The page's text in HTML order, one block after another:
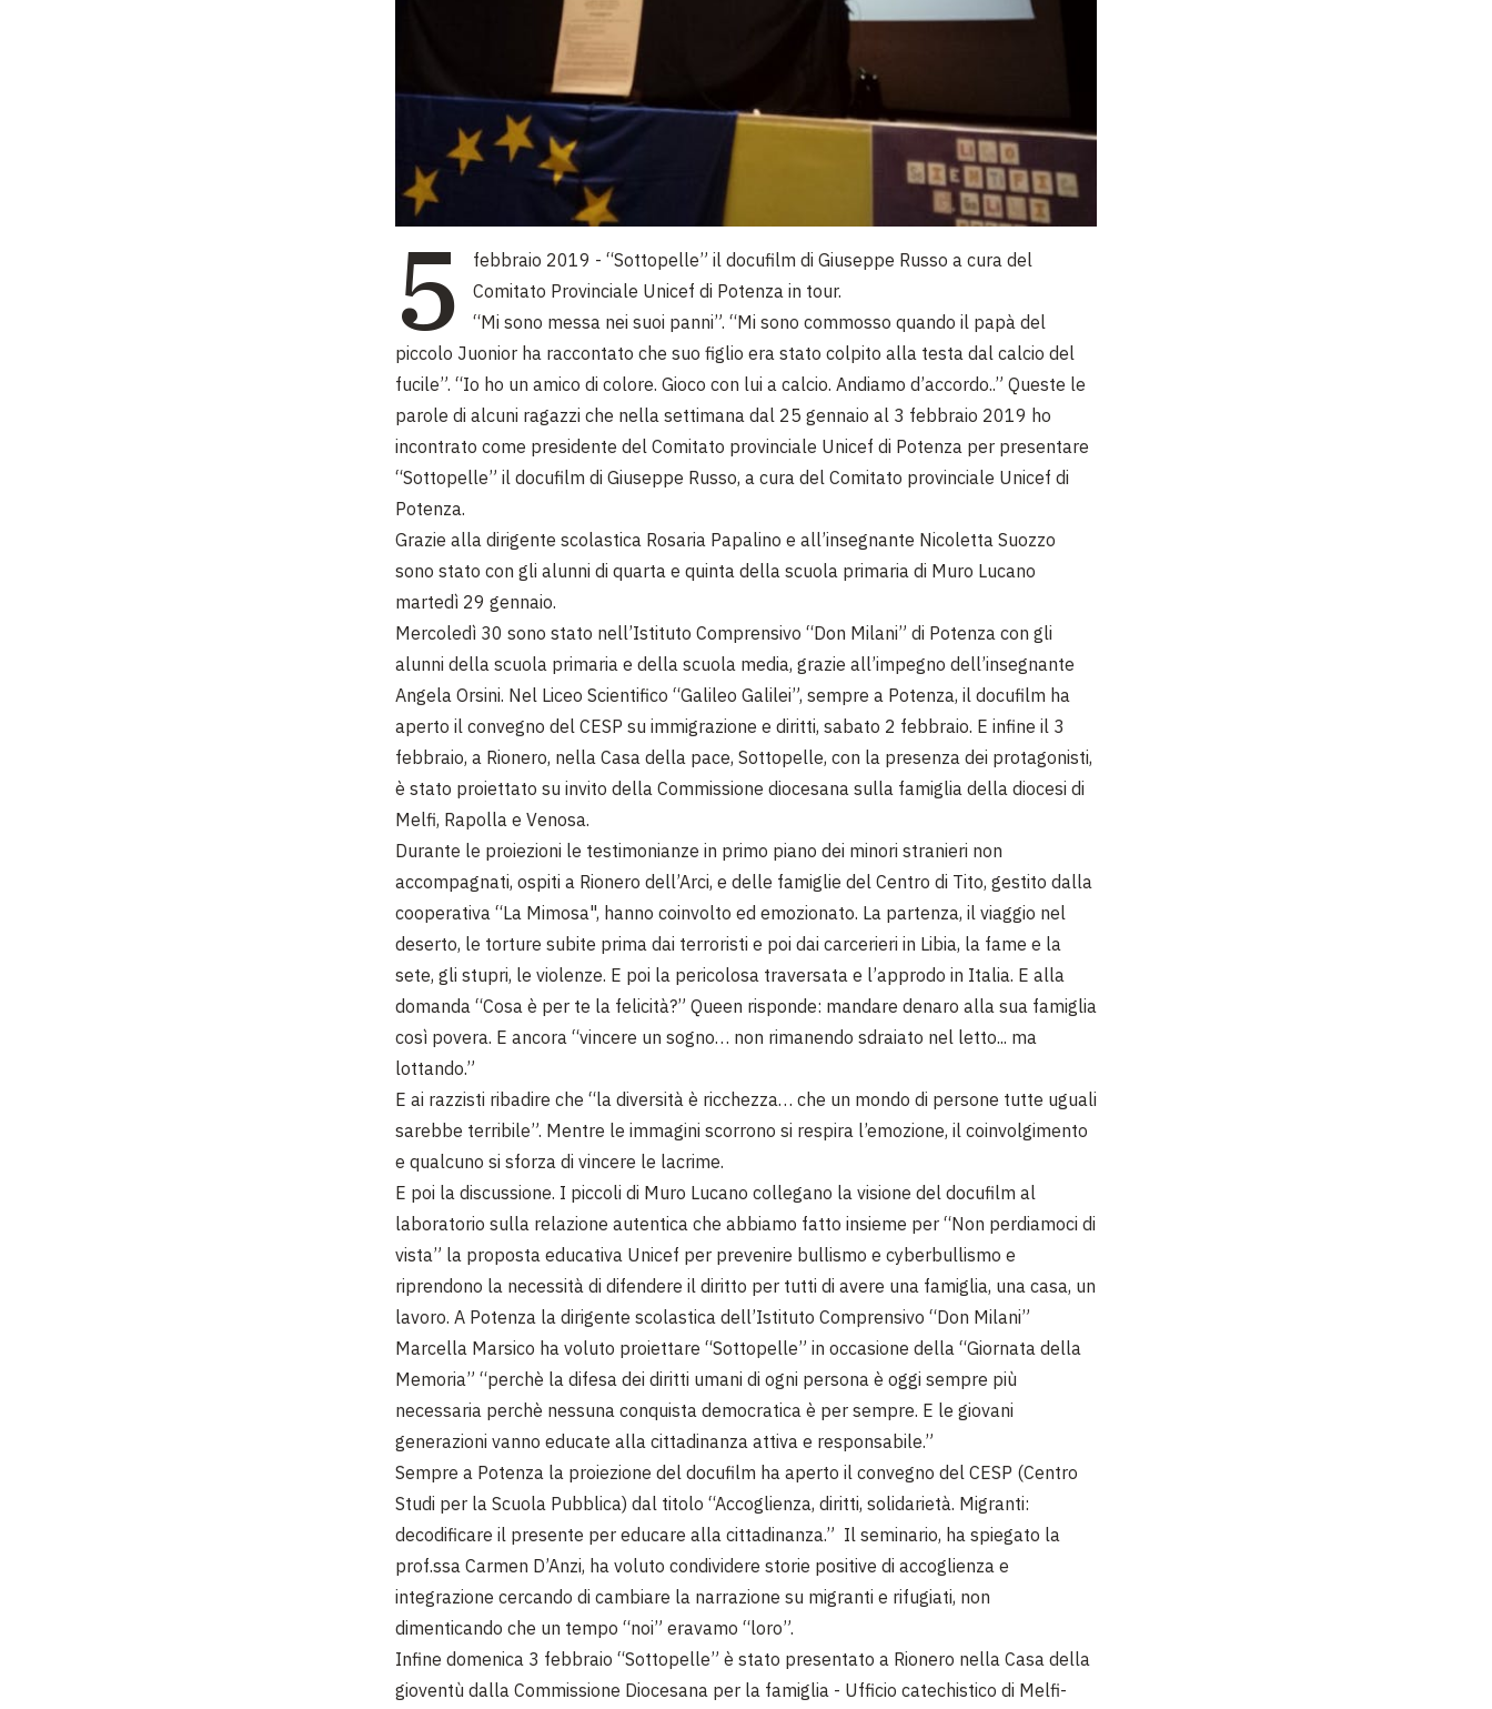
5 febbraio 2019 - “Sottopelle” il docufilm di Giuseppe Russo a cura del
Comitato Provinciale Unicef di Potenza in tour.
“Mi sono messa nei suoi panni”. “Mi sono commosso quando il papà del
piccolo Juonior ha raccontato che suo figlio era stato colpito alla testa dal calcio del
fucile”. “Io ho un amico di colore. Gioco con lui a calcio. Andiamo d’accordo..” Queste le
parole di alcuni ragazzi che nella settimana dal 25 gennaio al 3 febbraio 2019 ho
incontrato come presidente del Comitato provinciale Unicef di Potenza per presentare
“Sottopelle” il docufilm di Giuseppe Russo, a cura del Comitato provinciale Unicef di
Potenza.
Grazie alla dirigente scolastica Rosaria Papalino e all’insegnante Nicoletta Suozzo
sono stato con gli alunni di quarta e quinta della scuola primaria di Muro Lucano
martedì 29 gennaio.
Mercoledì 30 sono stato nell’Istituto Comprensivo “Don Milani” di Potenza con gli
alunni della scuola primaria e della scuola media, grazie all’impegno dell’insegnante
Angela Orsini. Nel Liceo Scientifico “Galileo Galilei”, sempre a Potenza, il docufilm ha
aperto il convegno del CESP su immigrazione e diritti, sabato 2 febbraio. E infine il 3
febbraio, a Rionero, nella Casa della pace, Sottopelle, con la presenza dei protagonisti,
è stato proiettato su invito della Commissione diocesana sulla famiglia della diocesi di
Melfi, Rapolla e Venosa.
Durante le proiezioni le testimonianze in primo piano dei minori stranieri non
accompagnati, ospiti a Rionero dell’Arci, e delle famiglie del Centro di Tito, gestito dalla
cooperativa “La Mimosa", hanno coinvolto ed emozionato. La partenza, il viaggio nel
deserto, le torture subite prima dai terroristi e poi dai carcerieri in Libia, la fame e la
sete, gli stupri, le violenze. E poi la pericolosa traversata e l’approdo in Italia. E alla
domanda “Cosa è per te la felicità?” Queen risponde: mandare denaro alla sua famiglia
così povera. E ancora “vincere un sogno… non rimanendo sdraiato nel letto... ma
lottando.”
E ai razzisti ribadire che “la diversità è ricchezza… che un mondo di persone tutte uguali
sarebbe terribile”. Mentre le immagini scorrono si respira l’emozione, il coinvolgimento
e qualcuno si sforza di vincere le lacrime.
E poi la discussione. I piccoli di Muro Lucano collegano la visione del docufilm al
laboratorio sulla relazione autentica che abbiamo fatto insieme per “Non perdiamoci di
vista” la proposta educativa Unicef per prevenire bullismo e cyberbullismo e
riprendono la necessità di difendere il diritto per tutti di avere una famiglia, una casa, un
lavoro. A Potenza la dirigente scolastica dell’Istituto Comprensivo “Don Milani”
Marcella Marsico ha voluto proiettare “Sottopelle” in occasione della “Giornata della
Memoria” “perchè la difesa dei diritti umani di ogni persona è oggi sempre più
necessaria perchè nessuna conquista democratica è per sempre. E le giovani
generazioni vanno educate alla cittadinanza attiva e responsabile.”
Sempre a Potenza la proiezione del docufilm ha aperto il convegno del CESP (Centro
Studi per la Scuola Pubblica) dal titolo “Accoglienza, diritti, solidarietà. Migranti:
decodificare il presente per educare alla cittadinanza.” Il seminario, ha spiegato la
prof.ssa Carmen D’Anzi, ha voluto condividere storie positive di accoglienza e
integrazione cercando di cambiare la narrazione su migranti e rifugiati, non
dimenticando che un tempo “noi” eravamo “loro”.
Infine domenica 3 febbraio “Sottopelle” è stato presentato a Rionero nella Casa della
gioventù dalla Commissione Diocesana per la famiglia - Ufficio catechistico di Melfi-